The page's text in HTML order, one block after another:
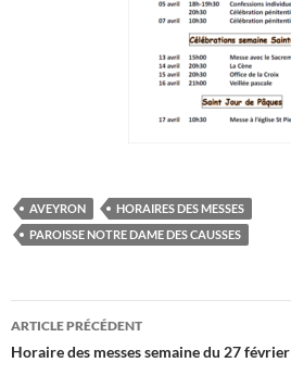
AVEYRON
HORAIRES DES MESSES
PAROISSE NOTRE DAME DES CAUSSES
Navigation
des
ARTICLE PRÉCÉDENT
Horaire des messes semaine du 27 février